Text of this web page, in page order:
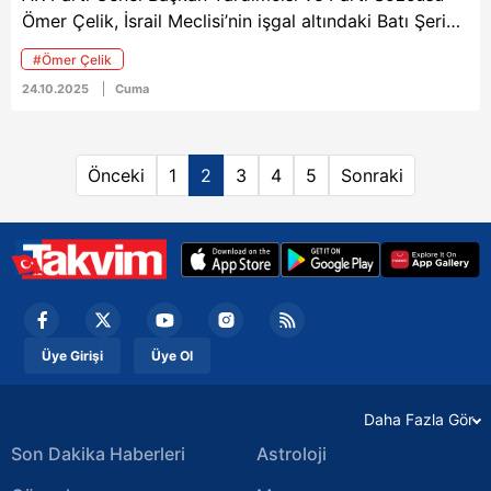
vurguladı.
Ömer Çelik, İsrail Meclisi’nin işgal altındaki Batı Şeria
topraklarını ilhak etmeye yönelik kararına tepki
gösterdi. Sosyal medya hesabından yaptığı
açıklamada Çelik, söz konusu adımı “hukuksuz bir
olarak niteledi.
#Ömer Çelik
24.10.2025 Cuma
Önceki 1 2 3 4 5 Sonraki
Üye Girişi Üye Ol
Daha Fazla Gör
Son Dakika Haberleri
Astroloji